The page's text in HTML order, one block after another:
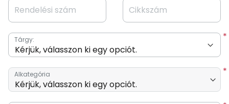
Rendelési szám Cikkszám
Tárgy:
Alkategória